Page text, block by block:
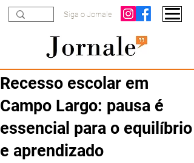
Siga o Jornale
Recesso escolar em
Campo Largo: pausa é
essencial para o equilíbrio
e aprendizado